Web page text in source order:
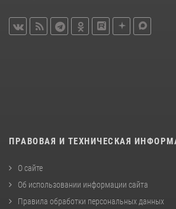
ПРАВОВАЯ И ТЕХНИЧЕСКАЯ
О сайте
Об использовании информации сайта
Правила обработки персональных данных